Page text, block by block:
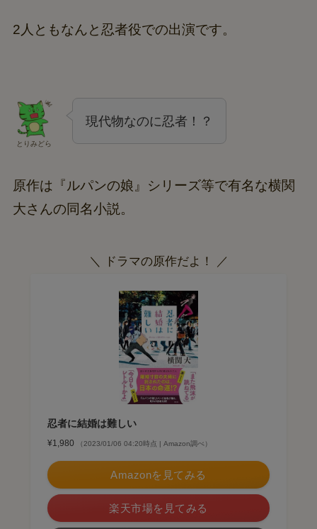
2人ともなんと忍者役での出演です。
とりみどら
現代物なのに忍者！？
原作は『ルパンの娘』シリーズ等で有名な横関
大さんの同名小説。
＼ ドラマの原作だよ！ ／
忍者に結婚は難しい
¥1,980 （2023/01/06 04:20時点 | Amazon調べ）
Amazonを見てみる
楽天市場を見てみる